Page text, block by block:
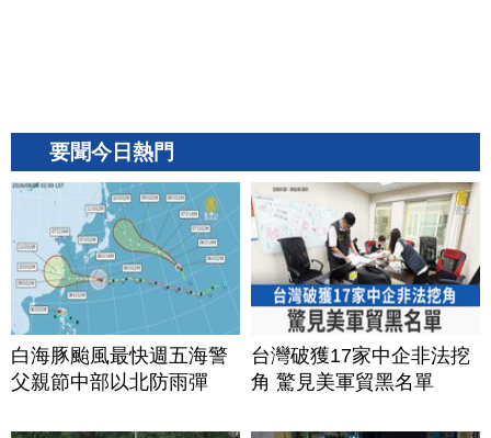
要聞今日熱門
白海豚颱風最快週五海警
父親節中部以北防雨彈
台灣破獲17家中企非法挖
角 驚見美軍貿黑名單